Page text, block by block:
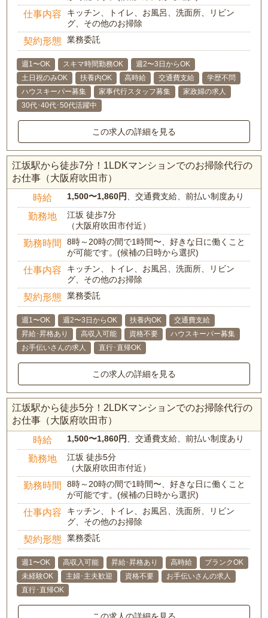
仕事内容
キッチン、トイレ、お風呂、洗面所、リビン
グ、その他のお掃除
契約形態 業務委託
週1〜OK スキマ時間勤務OK
週2〜3日からOK
土日祝のみOK
扶養内OK 高時給 交通費支給
学歴不問
ハウスキーパー募集
家事代行スタッフ募集
家政婦の求人
30代･40代･50代活躍中
この求人の詳細を見る
江坂駅から徒歩7分！1LDKマンションでのお掃除代行の
お仕事（大阪府吹田市）
時給 1,500〜1,860円 、交通費支給、前払い制度あり
勤務地
江坂 徒歩7分
（大阪府吹田市付近）
勤務時間
8時～20時の間で1時間〜、好きな日に働くこと
が可能です。(候補の日時から選択)
仕事内容
キッチン、トイレ、お風呂、洗面所、リビン
グ、その他のお掃除
契約形態 業務委託
週1〜OK 週2〜3日からOK 扶養内OK
交通費支給
昇給･昇格あり
高収入可能 資格不要
ハウスキーパー募集
お手伝いさんの求人
直行･直帰OK
この求人の詳細を見る
江坂駅から徒歩5分！2LDKマンションでのお掃除代行の
お仕事（大阪府吹田市）
時給 1,500〜1,860円 、交通費支給、前払い制度あり
勤務地
江坂 徒歩5分
（大阪府吹田市付近）
勤務時間
8時～20時の間で1時間〜、好きな日に働くこと
が可能です。(候補の日時から選択)
仕事内容
キッチン、トイレ、お風呂、洗面所、リビン
グ、その他のお掃除
契約形態 業務委託
週1〜OK 高収入可能 昇給･昇格あり 高時給
ブランクOK
未経験OK
主婦･主夫歓迎 資格不要
お手伝いさんの求人
直行･直帰OK